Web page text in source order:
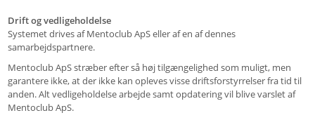
Drift og vedligeholdelse
Systemet drives af Mentoclub ApS eller af en af dennes
samarbejdspartnere.
Mentoclub ApS stræber efter så høj tilgængelighed som muligt, men
garantere ikke, at der ikke kan opleves visse driftsforstyrrelser fra tid til
anden. Alt vedligeholdelse arbejde samt opdatering vil blive varslet af
Mentoclub ApS.